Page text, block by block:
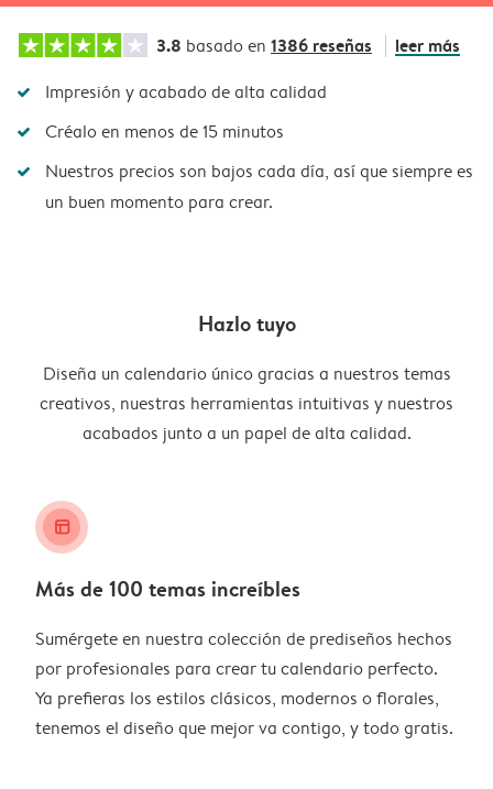
3.8 basado en 1386 reseñas leer más
Impresión y acabado de alta calidad
Créalo en menos de 15 minutos
Nuestros precios son bajos cada día, así que siempre es
un buen momento para crear.
Hazlo tuyo
Diseña un calendario único gracias a nuestros temas
creativos, nuestras herramientas intuitivas y nuestros
acabados junto a un papel de alta calidad.
layout_alt
Más de 100 temas increíbles
Sumérgete en nuestra colección de prediseños hechos
por profesionales para crear tu calendario perfecto.
Ya prefieras los estilos clásicos, modernos o florales,
tenemos el diseño que mejor va contigo, y todo gratis.